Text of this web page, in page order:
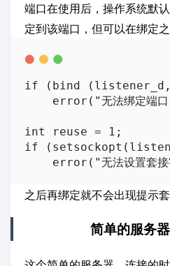
端口在使用后，操作系统默
定到该端口，但可以在绑定
if (bind (listener_d,
error("无法绑定端
int reuse = 1;
if
之后再绑定就不会出现提示套
简单的服务